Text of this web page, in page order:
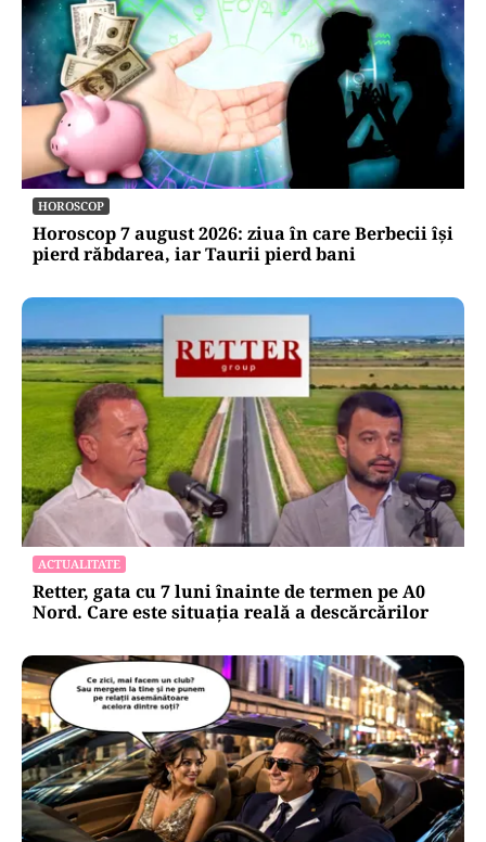
HOROSCOP
Horoscop 7 august 2026: ziua în care Berbecii își
pierd răbdarea, iar Taurii pierd bani
ACTUALITATE
Retter, gata cu 7 luni înainte de termen pe A0
Nord. Care este situația reală a descărcărilor